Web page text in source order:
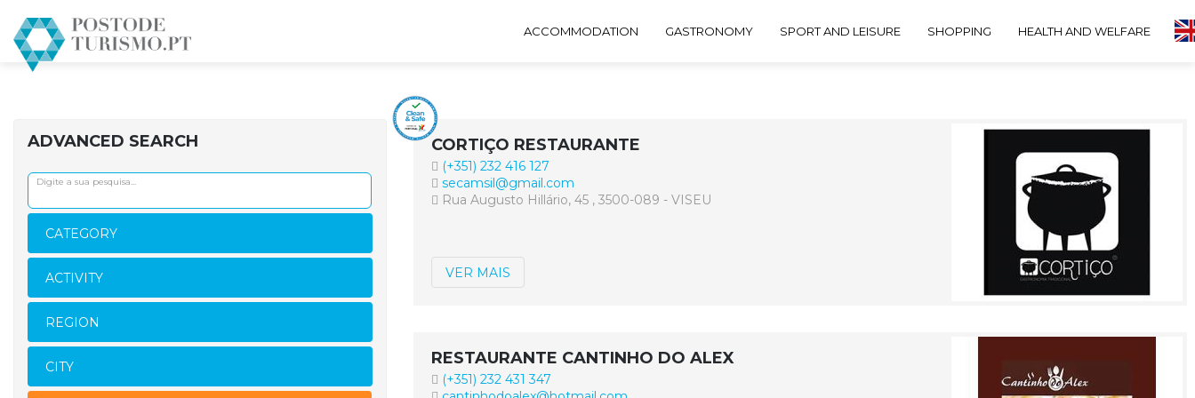
ACCOMMODATION GASTRONOMY SPORT AND LEISURE SHOPPING HEALTH AND WELFARE
HOME RESTAURANTES
ADVANCED SEARCH
CATEGORY
ACTIVITY
REGION
CITY
CORTIÇO RESTAURANTE
(+351) 232 416 127
secamsil@gmail.com
Rua Augusto Hillário, 45 , 3500-089 - VISEU
VER MAIS
RESTAURANTE CANTINHO DO ALEX
(+351) 232 431 347